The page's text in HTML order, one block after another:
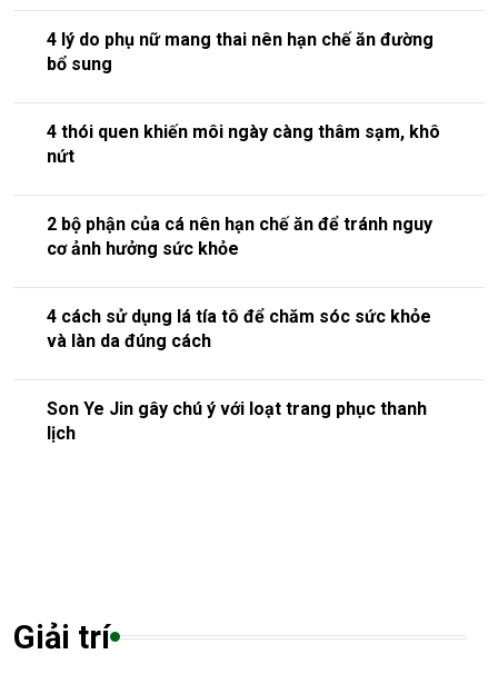
4 lý do phụ nữ mang thai nên hạn chế ăn đường
bổ sung
4 thói quen khiến môi ngày càng thâm sạm, khô
nứt
2 bộ phận của cá nên hạn chế ăn để tránh nguy
cơ ảnh hưởng sức khỏe
4 cách sử dụng lá tía tô để chăm sóc sức khỏe
và làn da đúng cách
Son Ye Jin gây chú ý với loạt trang phục thanh
lịch
Giải trí